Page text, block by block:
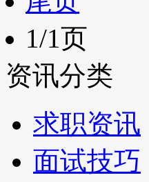
1/1页
资讯分类
求职资讯
面试技巧